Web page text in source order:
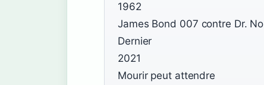
1962
James Bond 007 contre Dr. No
Dernier
2021
Mourir peut attendre